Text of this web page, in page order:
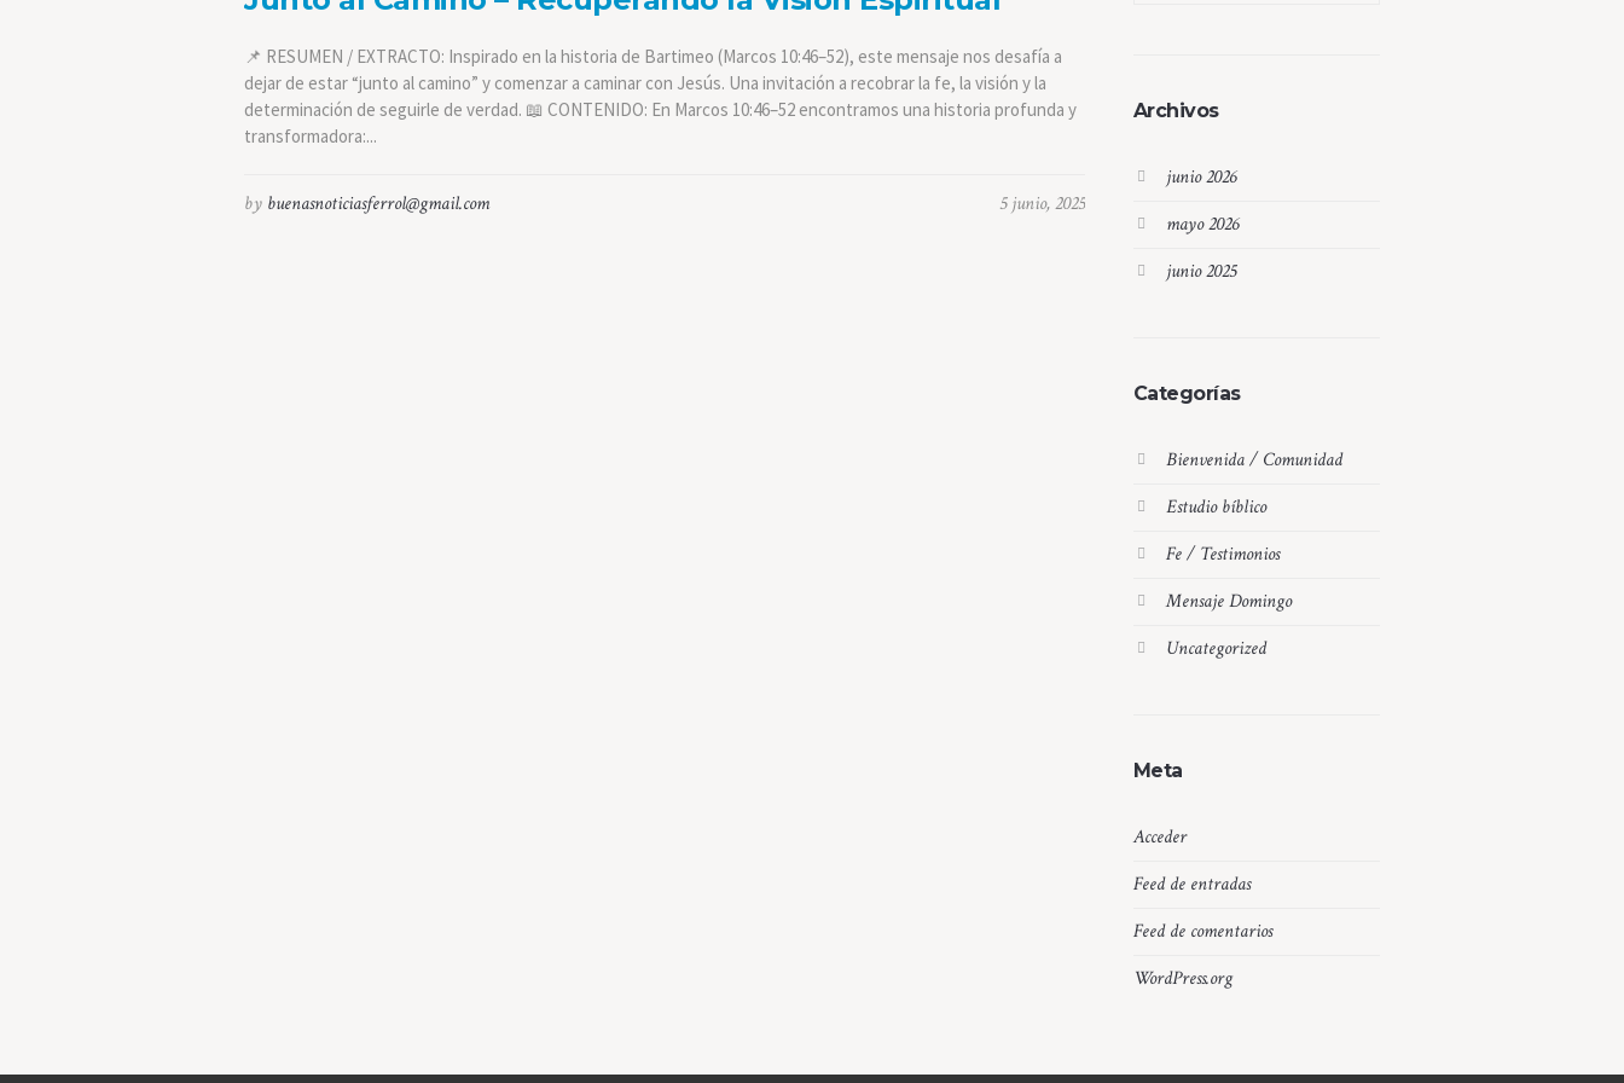
📌 RESUMEN / EXTRACTO: Inspirado en la historia de Bartimeo (Marcos 10:46–52), este mensaje nos desafía a
dejar de estar “junto al camino” y comenzar a caminar con Jesús. Una invitación a recobrar la fe, la visión y la
determinación de seguirle de verdad. 📖 CONTENIDO: En Marcos 10:46–52 encontramos una historia profunda y
transformadora:...
5 junio, 2025
by buenasnoticiasferrol@gmail.com
Archivos
junio 2026
mayo 2026
junio 2025
Categorías
Bienvenida / Comunidad
Estudio bíblico
Fe / Testimonios
Mensaje Domingo
Uncategorized
Meta
Acceder
Feed de entradas
Feed de comentarios
WordPress.org